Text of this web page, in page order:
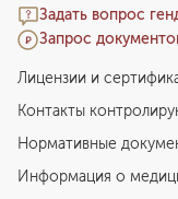
Задать вопрос
Запрос
Лицензии и
Контакты
Нормативные
Информация о